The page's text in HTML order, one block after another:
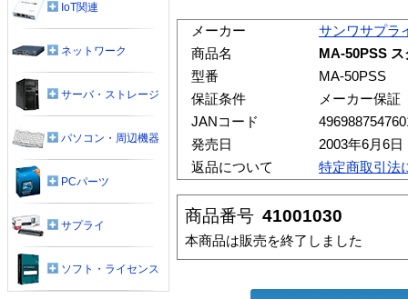
メーカー
サンワサプラ
商品名
MA-50PSS
型番
MA-50PSS
保証条件
メーカー保証
JANコード
発売日
2003年6月6日
返品について
特定商取引法
商品番号 41001030
本商品は販売を終了しました
IoT関連
ネットワーク
サーバ・ストレージ
パソコン・周辺機器
PCパーツ
サプライ
ソフト・ライセンス